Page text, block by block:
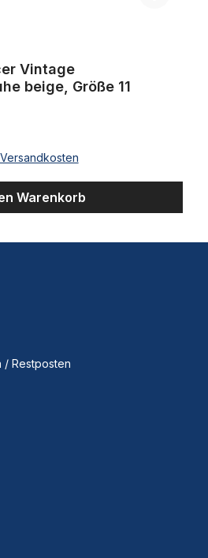
Vintage
beige, Größe 11
Warenkorb
/ Restposten